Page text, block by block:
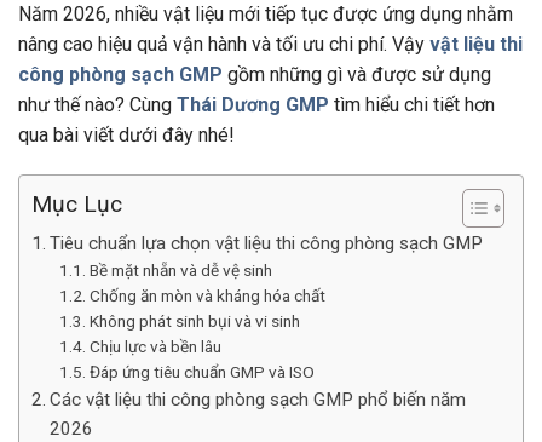
Năm 2026, nhiều vật liệu mới tiếp tục được ứng dụng nhằm
nâng cao hiệu quả vận hành và tối ưu chi phí. Vậy vật liệu thi
công phòng sạch GMP gồm những gì và được sử dụng
như thế nào? Cùng Thái Dương GMP tìm hiểu chi tiết hơn
qua bài viết dưới đây nhé!
Mục Lục
Tiêu chuẩn lựa chọn vật liệu thi công phòng sạch GMP
Bề mặt nhẵn và dễ vệ sinh
Chống ăn mòn và kháng hóa chất
Không phát sinh bụi và vi sinh
Chịu lực và bền lâu
Đáp ứng tiêu chuẩn GMP và ISO
Các vật liệu thi công phòng sạch GMP phổ biến năm
2026